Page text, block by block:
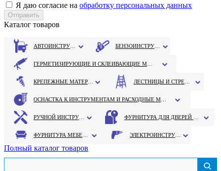
Я даю согласие на обработку персональных данных
Каталог товаров
Полный каталог товаров